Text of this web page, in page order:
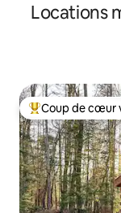
Locations
Coups de cœur
Coup de cœur